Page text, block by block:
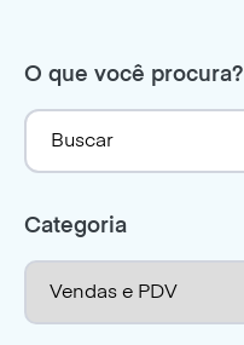
O que você procura?
Search
Categoria